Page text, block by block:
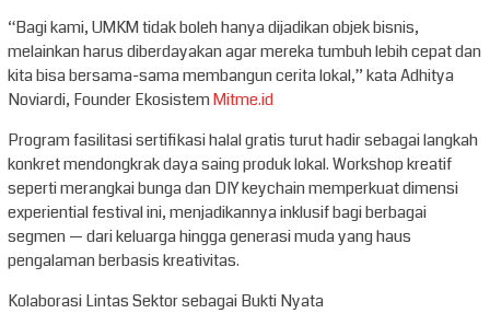
“Bagi kami, UMKM tidak boleh hanya dijadikan objek bisnis,
melainkan harus diberdayakan agar mereka tumbuh lebih cepat dan
kita bisa bersama-sama membangun cerita lokal,” kata Adhitya
Noviardi, Founder EkosistemMitme.id
Program fasilitasi sertifikasi halal gratis turut hadir sebagai langkah
konkret mendongkrak daya saing produk lokal. Workshop kreatif
seperti merangkai bunga dan DIY keychain memperkuat dimensi
experiential festival ini, menjadikannya inklusif bagi berbagai
segmen — dari keluarga hingga generasi muda yang haus
pengalaman berbasis kreativitas.
Kolaborasi Lintas Sektor sebagai Bukti Nyata